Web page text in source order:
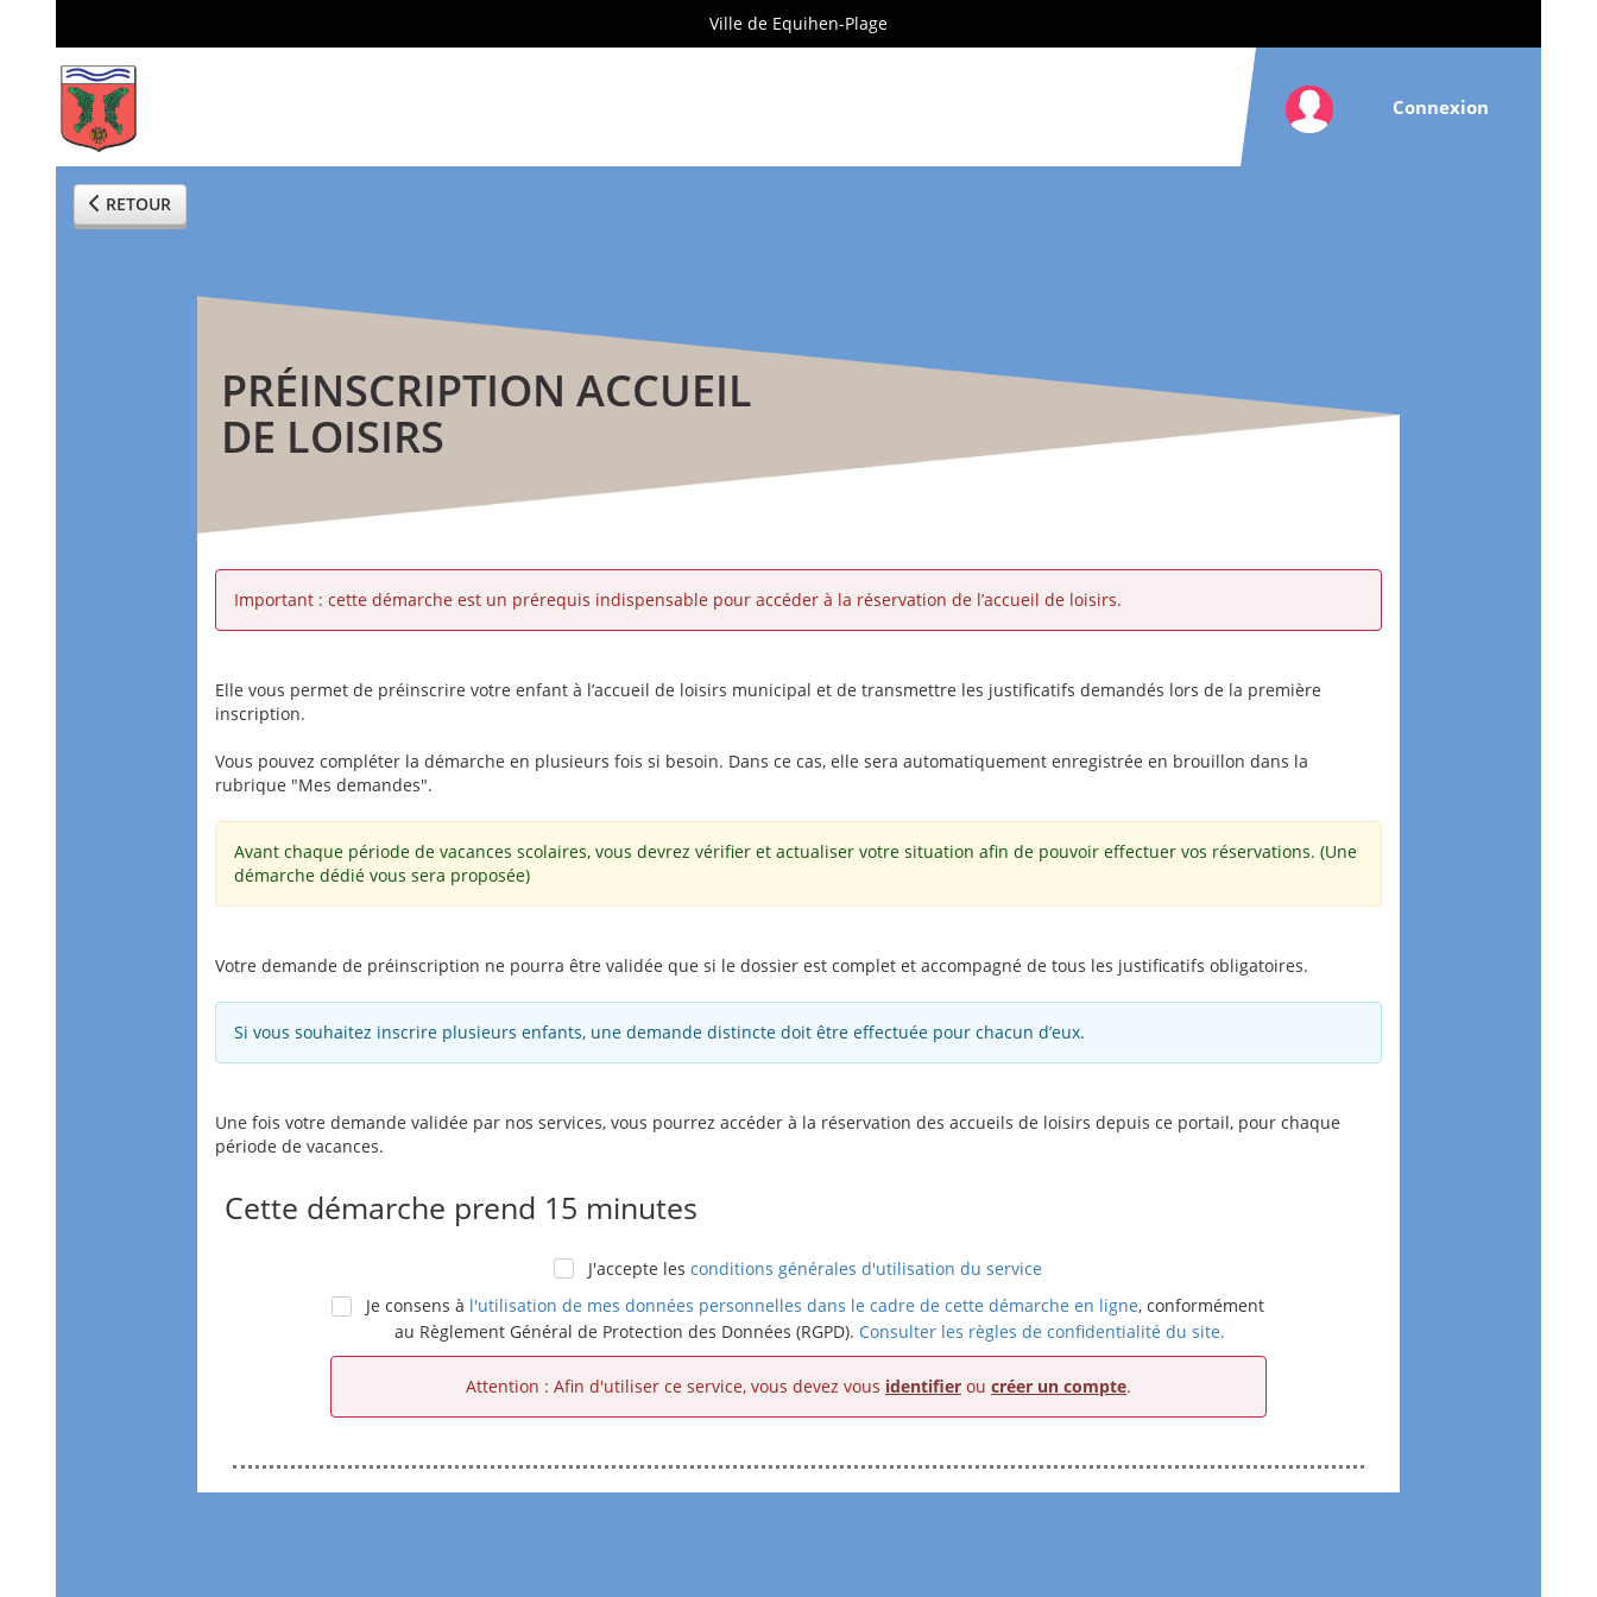
Ville de Equihen-Plage
Connexion
RETOUR
PRÉINSCRIPTION ACCUEIL
DE LOISIRS
Important : cette démarche est un prérequis indispensable pour accéder à la réservation de l’accueil de loisirs.
Elle vous permet de préinscrire votre enfant à l’accueil de loisirs municipal et de transmettre les justificatifs demandés lors de la première
inscription.
Vous pouvez compléter la démarche en plusieurs fois si besoin. Dans ce cas, elle sera automatiquement enregistrée en brouillon dans la
rubrique "Mes demandes".
Avant chaque période de vacances scolaires, vous devrez vérifier et actualiser votre situation afin de pouvoir effectuer vos réservations. (Une
démarche dédié vous sera proposée)
Votre demande de préinscription ne pourra être validée que si le dossier est complet et accompagné de tous les justificatifs obligatoires.
Si vous souhaitez inscrire plusieurs enfants, une demande distincte doit être effectuée pour chacun d’eux.
Une fois votre demande validée par nos services, vous pourrez accéder à la réservation des accueils de loisirs depuis ce portail, pour chaque
période de vacances.
Cette démarche prend 15 minutes
J'accepte lesconditions générales d'utilisation du service
Je consens à l'utilisation de mes données personnelles dans le cadre de cette démarche en ligne, conformément
au Règlement Général de Protection des Données (RGPD). Consulter les règles de confidentialité du site.
Attention : Afin d'utiliser ce service, vous devez vous identifierou créer un compte.